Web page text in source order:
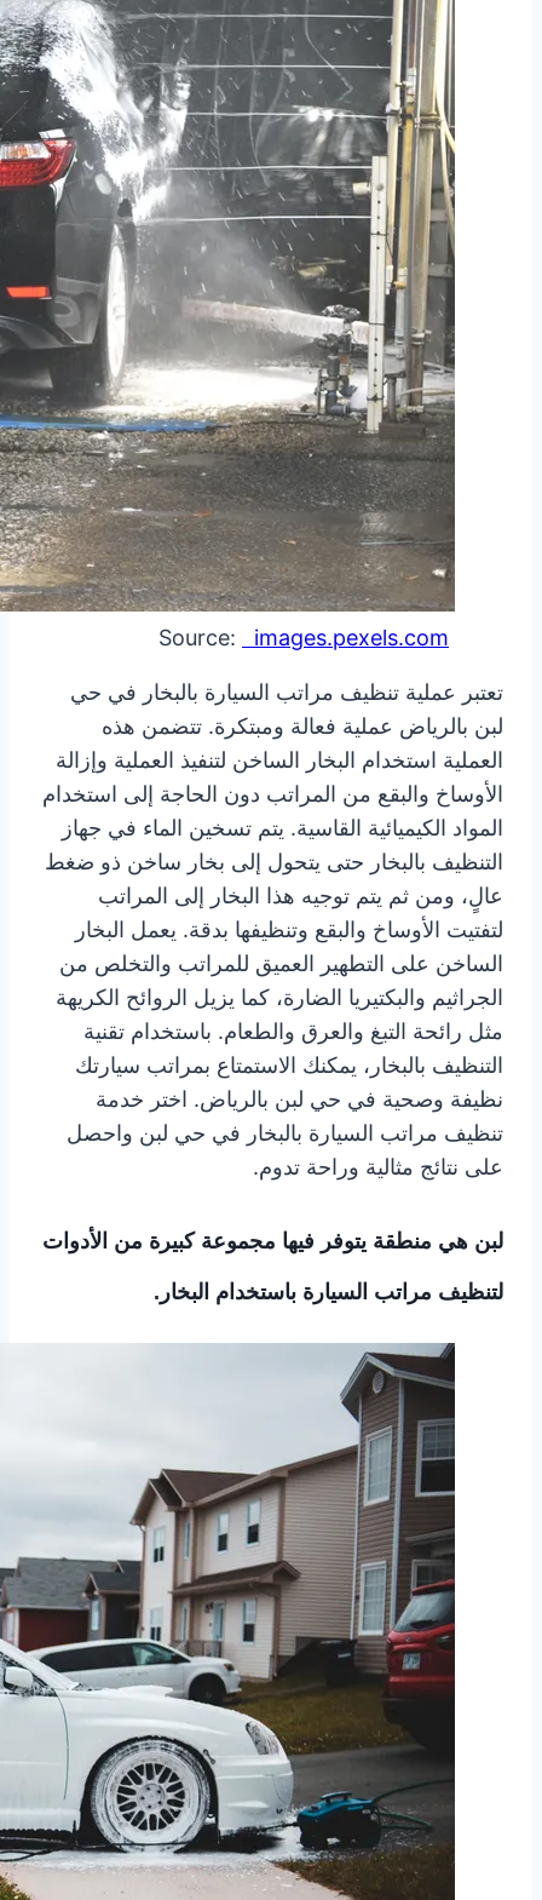
images.pexels.com
تعتبر عملية تنظيف مراتب السيارة بالبخار في حي
لبن بالرياض عملية فعالة ومبتكرة. تتضمن هذه
العملية استخدام البخار الساخن لتنفيذ العملية وإزالة
الأوساخ والبقع من المراتب دون الحاجة إلى استخدام
المواد الكيميائية القاسية. يتم تسخين الماء في جهاز
التنظيف بالبخار حتى يتحول إلى بخار ساخن ذو ضغط
عالٍ، ومن ثم يتم توجيه هذا البخار إلى المراتب
لتفتيت الأوساخ والبقع وتنظيفها بدقة. يعمل البخار
الساخن على التطهير العميق للمراتب والتخلص من
الجراثيم والبكتيريا الضارة، كما يزيل الروائح الكريهة
مثل رائحة التبغ والعرق والطعام. باستخدام تقنية
التنظيف بالبخار، يمكنك الاستمتاع بمراتب سيارتك
نظيفة وصحية في حي لبن بالرياض. اختر خدمة
تنظيف مراتب السيارة بالبخار في حي لبن واحصل
على نتائج مثالية وراحة تدوم.
لبن هي منطقة يتوفر فيها مجموعة كبيرة من الأدوات
لتنظيف مراتب السيارة باستخدام البخار.